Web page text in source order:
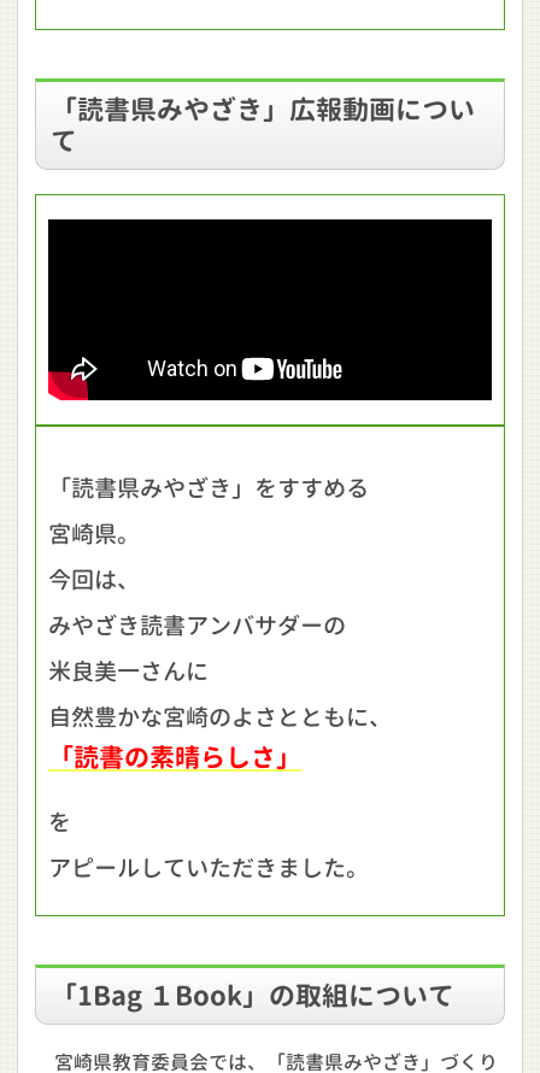
「読書県みやざき」広報動画につい
て
「読書県みやざき」をすすめる
宮崎県。
今回は、
みやざき読書アンバサダーの
米良美一さんに
自然豊かな宮崎のよさとともに、
「読書の素晴らしさ」
を
アピールしていただきました。
「1Bag １Book」の取組について
宮崎県教育委員会では、「読書県みやざき」づくり